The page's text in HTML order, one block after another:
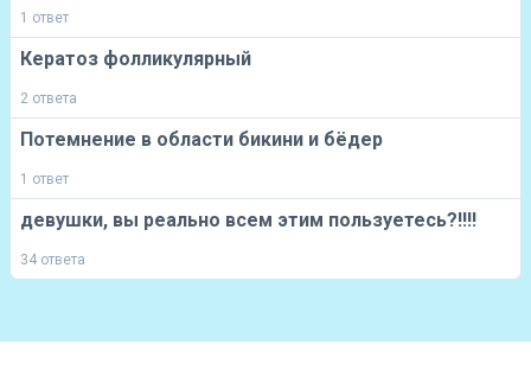
1 ответ
Кератоз фолликулярный
2 ответа
Потемнение в области бикини и бёдер
1 ответ
девушки, вы реально всем этим пользуетесь?!!!!
34 ответа